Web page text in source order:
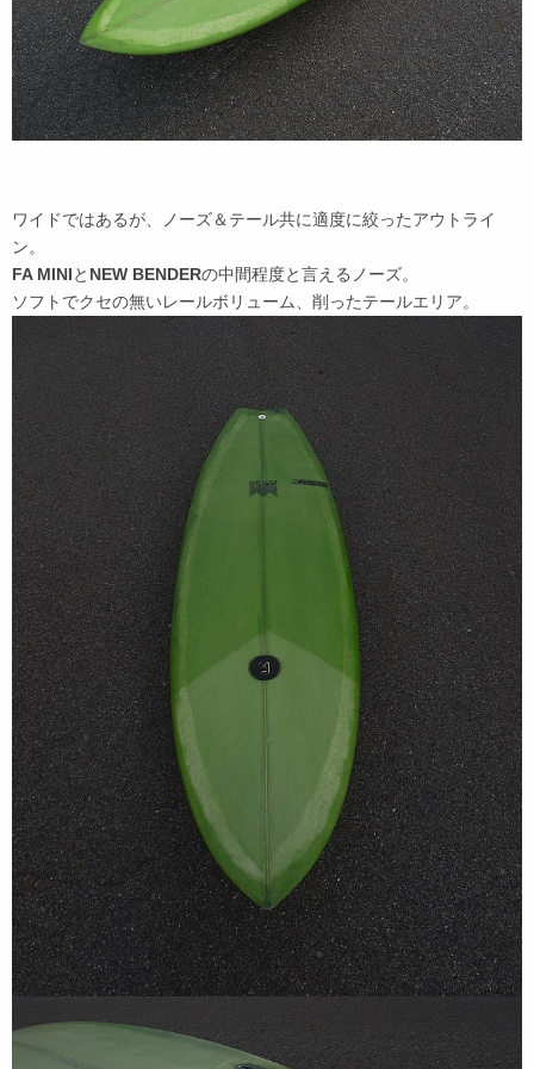
ワイドではあるが、ノーズ＆テール共に適度に絞ったアウトライ
ン。
FA MINIと NEW BENDERの中間程度と言えるノーズ。
ソフトでクセの無いレールボリューム、削ったテールエリア。